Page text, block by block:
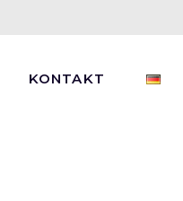
KONTAKT